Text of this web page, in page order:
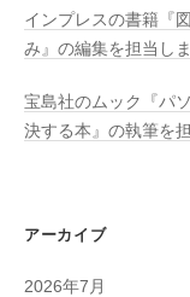
インプレスの書籍『
み』の編集を担当し
宝島社のムック『パ
決する本』の執筆を
アーカイブ
2026年7月